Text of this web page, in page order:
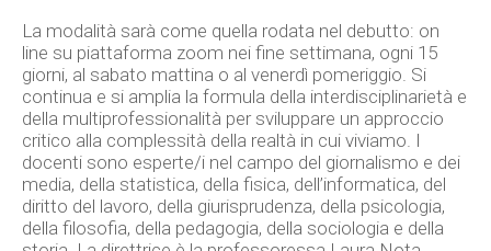
La modalità sarà come quella rodata nel debutto: on
line su piattaforma zoom nei fine settimana, ogni 15
giorni, al sabato mattina o al venerdì pomeriggio. Si
continua e si amplia la formula della interdisciplinarietà e
della multiprofessionalità per sviluppare un approccio
critico alla complessità della realtà in cui viviamo. I
docenti sono esperte/i nel campo del giornalismo e dei
media, della statistica, della fisica, dell’informatica, del
diritto del lavoro, della giurisprudenza, della psicologia,
della filosofia, della pedagogia, della sociologia e della